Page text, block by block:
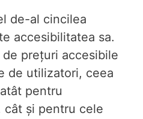
de-al cincilea
accesibilitatea sa.
prețuri accesibile
de utilizatori, ceea
pentru
și pentru cele